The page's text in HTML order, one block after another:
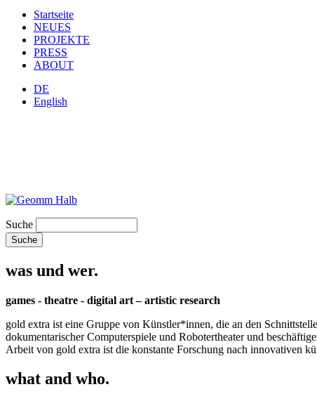
Startseite
NEUES
PROJEKTE
PRESS
ABOUT
DE
English
Suche
was und wer.
games - theatre - digital art – artistic research
gold extra ist eine Gruppe von Künstler*innen, die an den
dokumentarischer Computerspiele und Robotertheater und
Arbeit von gold extra ist die konstante Forschung nach innovativen
what and who.